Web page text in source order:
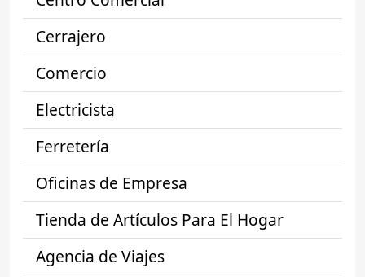
Cerrajero
Comercio
Electricista
Ferretería
Oficinas de Empresa
Tienda de Artículos Para El Hogar
Agencia de Viajes